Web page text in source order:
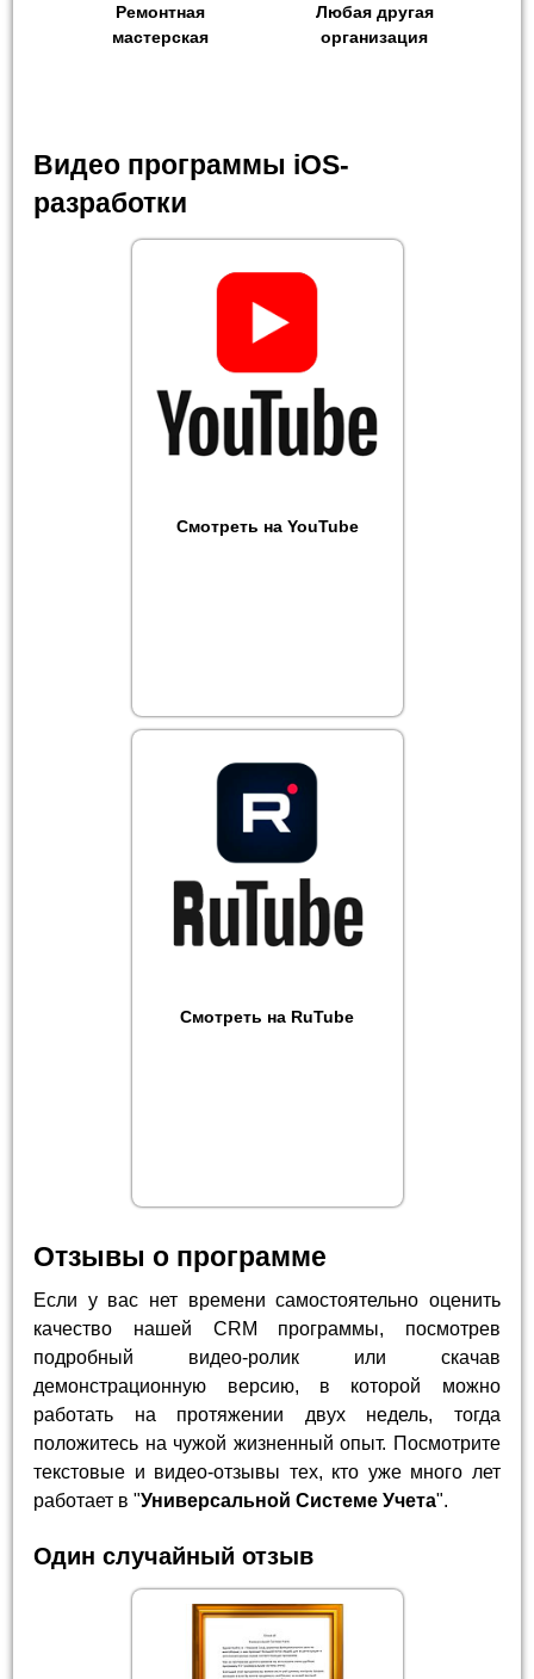
Ремонтная
мастерская
Любая другая
организация
Видео программы iOS-
разработки
Смотреть на YouTube
Смотреть на RuTube
Отзывы о программе
Если у вас нет времени самостоятельно оценить
качество нашей CRM программы, посмотрев
подробный видео-ролик или скачав
демонстрационную версию, в которой можно
работать на протяжении двух недель, тогда
положитесь на чужой жизненный опыт. Посмотрите
текстовые и видео-отзывы тех, кто уже много лет
работает в "Универсальной Системе Учета".
Один случайный отзыв